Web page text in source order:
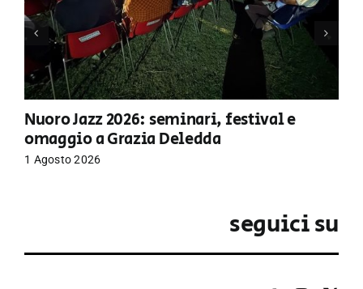
Nuoro Jazz 2026: seminari, festival e
omaggio a Grazia Deledda
1 Agosto 2026
seguici su